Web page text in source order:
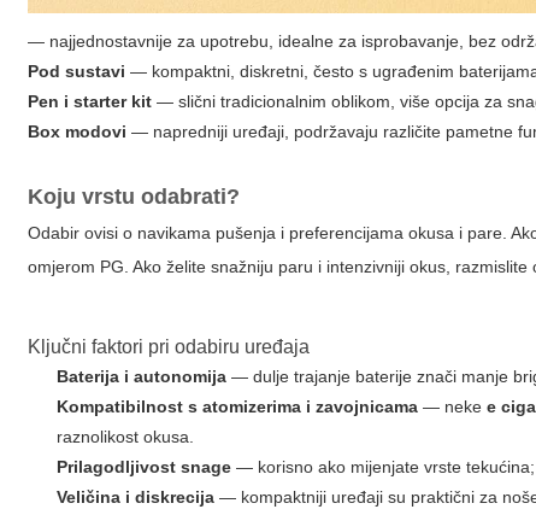
— najjednostavnije za upotrebu, idealne za isprobavanje, bez
Pod sustavi — kompaktni, diskretni, često s ugrađenim
Pen i starter kit — slični tradicionalnim oblikom, više opcija za
Box modovi — napredniji uređaji, podržavaju različite pametne
Koju vrstu odabrati?
Odabir ovisi o navikama pušenja i preferencijama okusa i pare.
omjerom PG. Ako želite snažniju paru i intenzivniji okus, razmislite
Ključni faktori pri odabiru uređaja
Baterija i autonomija — dulje trajanje baterije znači manje
Kompatibilnost s atomizerima i zavojnicama — nekee
raznolikost okusa.
Prilagodljivost snage — korisno ako mijenjate vrste
Veličina i diskrecija — kompaktniji uređaji su praktični za